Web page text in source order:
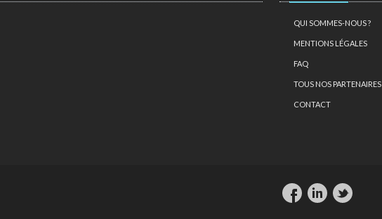
QUI SOMMES-NOUS ?
MENTIONS LÉGALES
FAQ
TOUS NOS PARTENAIRES
CONTACT